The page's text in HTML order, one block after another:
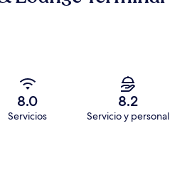
8.0
Servicios
8.2
Servicio y personal